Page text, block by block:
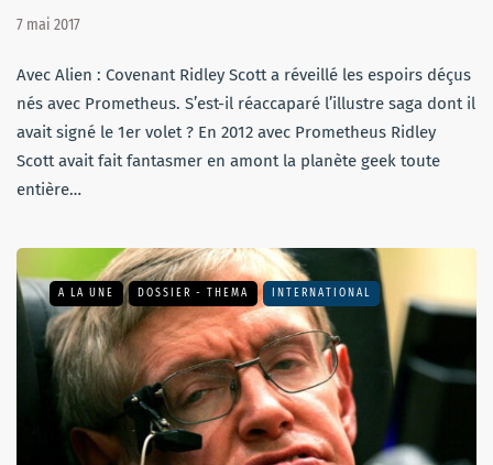
7 mai 2017
Avec Alien : Covenant Ridley Scott a réveillé les espoirs déçus
nés avec Prometheus. S’est-il réaccaparé l’illustre saga dont il
avait signé le 1er volet ? En 2012 avec Prometheus Ridley
Scott avait fait fantasmer en amont la planète geek toute
entière…
A LA UNE DOSSIER - THEMA INTERNATIONAL